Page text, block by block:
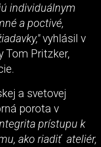
individuálnym
a poctivé,
vyhlásil v
Tom Pritzker,
a svetovej
porota v
prístupu k
ako riadiť ateliér,